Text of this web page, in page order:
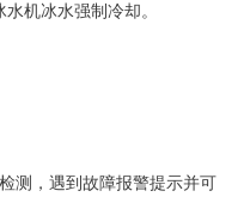
机冰水强制冷却。
测，遇到故障报警提示并可